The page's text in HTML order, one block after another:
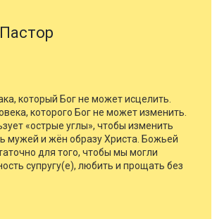
который Бог не может исцелить.
которого Бог не может изменить.
«острые углы», чтобы изменить
мужей и жён образу Христа. Божьей
для того, чтобы мы могли
супругу(е), любить и прощать без